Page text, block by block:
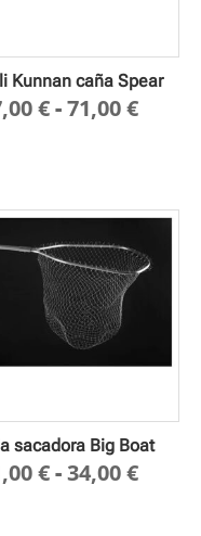
Kunnan caña Spear
€-71,00€
67,00
hasta
71,00
sacadora Big Boat
€-34,00€